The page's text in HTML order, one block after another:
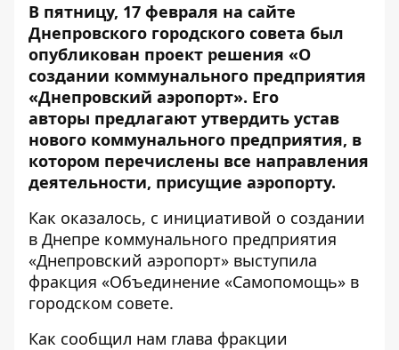
В пятницу, 17 февраля на сайте
Днепровского городского совета был
опубликован проект решения «О
создании коммунального предприятия
«Днепровский аэропорт». Его
авторы предлагают утвердить устав
нового коммунального предприятия, в
котором перечислены все направления
деятельности, присущие аэропорту.
Как оказалось, с инициативой о создании
в Днепре коммунального предприятия
«Днепровский аэропорт» выступила
фракция «Объединение «Самопомощь» в
городском совете.
Как сообщил нам глава фракции